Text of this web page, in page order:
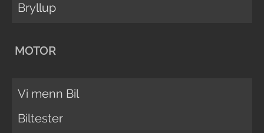
Bryllup
MOTOR
Vi menn Bil
Biltester